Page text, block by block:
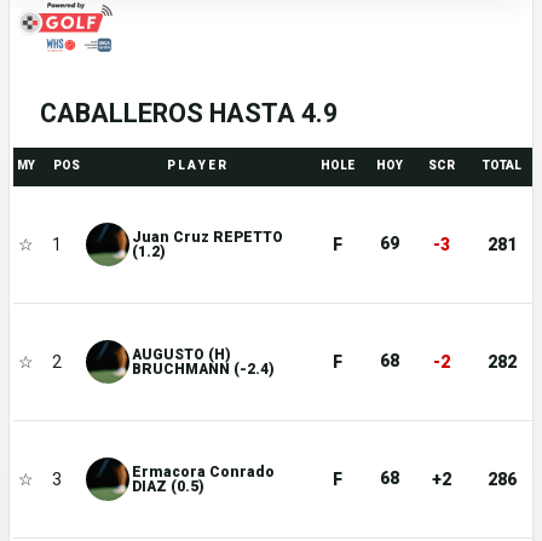
CABALLEROS HASTA 4.9
MY POS P L A Y E R HOLE HOY SCR TOTAL
☆ 1
Juan Cruz REPETTO
(1.2)
F 69 -3 281
☆ 2
AUGUSTO (H)
BRUCHMANN (-2.4)
F 68 -2 282
☆ 3
Ermacora Conrado
DIAZ (0.5)
F 68 +2 286